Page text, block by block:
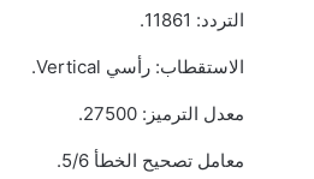
التردد: 11861.
الاستقطاب: رأسي Vertical.
معدل الترميز: 27500.
معامل تصحيح الخطأ 5/6.